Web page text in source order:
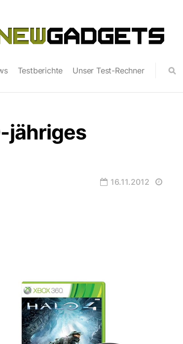
Testberichte Unser Test-Rechner
jähriges
16.11.2012